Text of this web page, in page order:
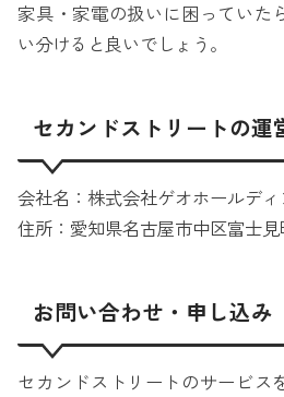
家具・家電の扱いに困っていた
い分けると良いでしょう。
セカンドストリートの運
会社名：株式会社ゲオホールディ
住所：愛知県名古屋市中区富士
お問い合わせ・申し込み
セカンドストリートのサービス